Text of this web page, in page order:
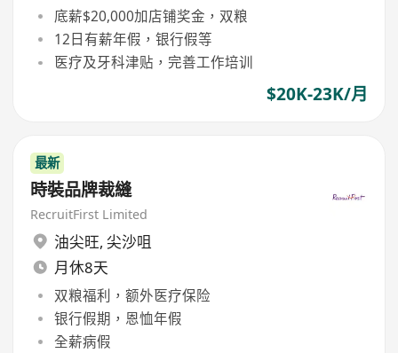
底薪$20,000加店铺奖金，双粮
12日有薪年假，银行假等
医疗及牙科津贴，完善工作培训
$20K-23K/月
最新
時裝品牌裁縫
RecruitFirst Limited
油尖旺, 尖沙咀
月休8天
双粮福利，额外医疗保险
银行假期，恩恤年假
全薪病假